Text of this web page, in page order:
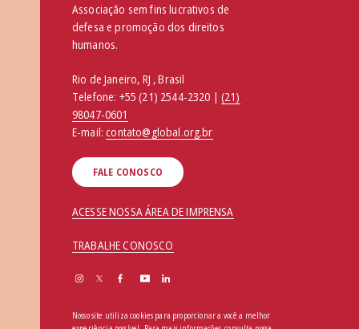
Associação sem fins lucrativos de
defesa e promoção dos direitos
humanos.
Rio de Janeiro, RJ , Brasil
Telefone: +55 (21) 2544-2320 | (21)
98047-0601
E-mail:contato@global.org.br
FALE CONOSCO
ACESSE NOSSA ÁREA DE IMPRENSA
TRABALHE CONOSCO
Nosso site utiliza cookies para proporcionar a você a melhor